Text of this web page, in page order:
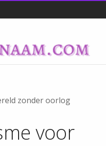
zonder oorlog
voor